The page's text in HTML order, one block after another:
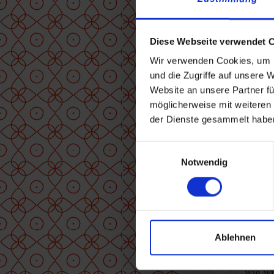
Diese Webseite verwendet
Wir verwenden Cookies,
und die Zugriffe auf unsere
Website an unsere Partner
möglicherweise mit
der Dienste gesammelt
Notwendig
Ablehnen
Per
Per
Wir
Im
auch